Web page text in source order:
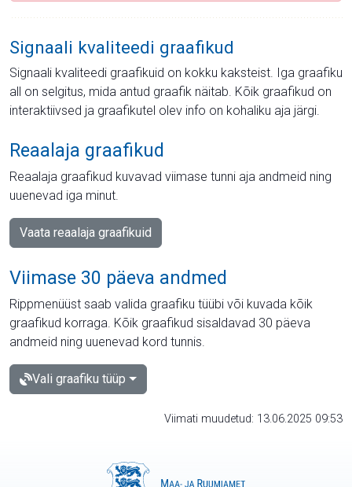
Signaali kvaliteedi graafikud
Signaali kvaliteedi graafikuid on kokku kaksteist. Iga graafiku
all on selgitus, mida antud graafik näitab. Kõik graafikud on
interaktiivsed ja graafikutel olev info on kohaliku aja järgi.
Reaalaja graafikud
Reaalaja graafikud kuvavad viimase tunni aja andmeid ning
uuenevad iga minut.
Vaata reaalaja graafikuid
Viimase 30 päeva andmed
Rippmenüüst saab valida graafiku tüübi või kuvada kõik
graafikud korraga. Kõik graafikud sisaldavad 30 päeva
andmeid ning uuenevad kord tunnis.
Vali graafiku tüüp
Viimati muudetud: 13.06.2025 09:53